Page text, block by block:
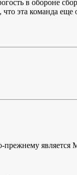
в обороне
что эта команда еще
прежнему является